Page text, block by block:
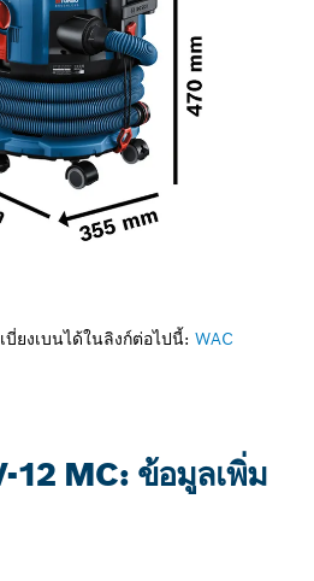
บี่ยงเบนได้ในลิงก์ต่อไปนี้: WAC
12 MC: ข้อมูลเพิ่ม